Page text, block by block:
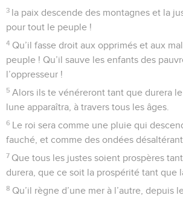
3 la paix descende des montagnes et la
pour tout le peuple !
4 Qu’il fasse droit aux opprimés et aux
peuple ! Qu’il sauve les enfants des
l’oppresseur !
5 Alors ils te vénéreront tant que durera
lune apparaîtra, à travers tous les âges.
6 Le roi sera comme une pluie qui
fauché, et comme des ondées désaltérant
7 Que tous les justes soient prospères
durera, que ce soit la prospérité tant que
8 Qu’il règne d’une mer à l’autre, depuis